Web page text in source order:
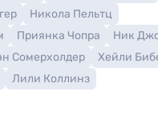
Никола Пельтц
Приянка Чопра
Ник
Сомерхолдер
Хейли
Лили Коллинз